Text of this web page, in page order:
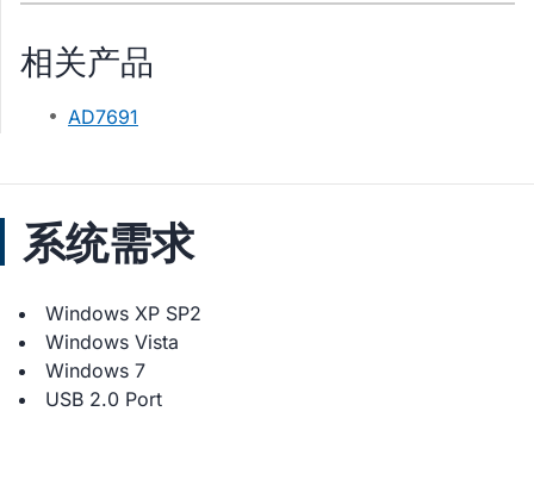
相关产品
AD7691
系统需求
Windows XP SP2
Windows Vista
Windows 7
USB 2.0 Port